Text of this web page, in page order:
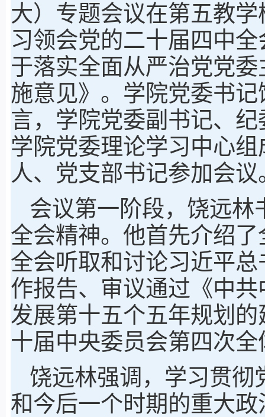
大）专题会议在第五教
习领会党的二十届四中
于落实全面从严治党党
施意见》。学院党委书
言，学院党委副书记、
学院党委理论学习中心
人、党支部书记参加会议
会议第一阶段，饶远
全会精神。他首先介绍
全会听取和讨论习近平
作报告、审议通过《中
发展第十五个五年规划
十届中央委员会第四次
饶远林强调，学习贯彻
和今后一个时期的重大